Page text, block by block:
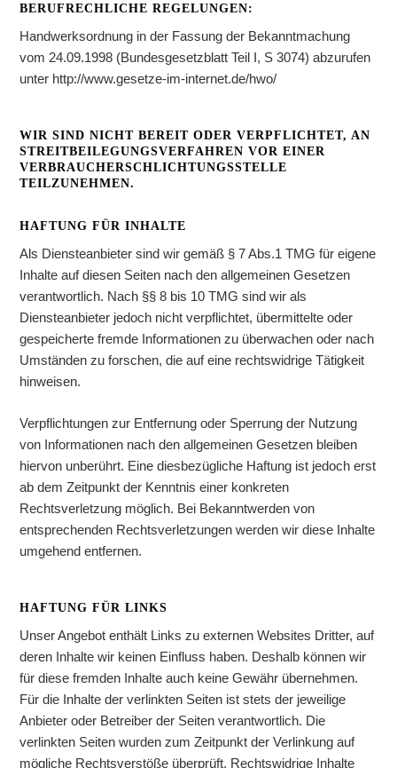
BERUFRECHLICHE REGELUNGEN:
Handwerksordnung in der Fassung der Bekanntmachung
vom 24.09.1998 (Bundesgesetzblatt Teil I, S 3074) abzurufen
unter http://www.gesetze-im-internet.de/hwo/
WIR SIND NICHT BEREIT ODER VERPFLICHTET, AN
STREITBEILEGUNGSVERFAHREN VOR EINER
VERBRAUCHERSCHLICHTUNGSSTELLE
TEILZUNEHMEN.
HAFTUNG FÜR INHALTE
Als Diensteanbieter sind wir gemäß § 7 Abs.1 TMG für eigene
Inhalte auf diesen Seiten nach den allgemeinen Gesetzen
verantwortlich. Nach §§ 8 bis 10 TMG sind wir als
Diensteanbieter jedoch nicht verpflichtet, übermittelte oder
gespeicherte fremde Informationen zu überwachen oder nach
Umständen zu forschen, die auf eine rechtswidrige Tätigkeit
hinweisen.
Verpflichtungen zur Entfernung oder Sperrung der Nutzung
von Informationen nach den allgemeinen Gesetzen bleiben
hiervon unberührt. Eine diesbezügliche Haftung ist jedoch erst
ab dem Zeitpunkt der Kenntnis einer konkreten
Rechtsverletzung möglich. Bei Bekanntwerden von
entsprechenden Rechtsverletzungen werden wir diese Inhalte
umgehend entfernen.
HAFTUNG FÜR LINKS
Unser Angebot enthält Links zu externen Websites Dritter, auf
deren Inhalte wir keinen Einfluss haben. Deshalb können wir
für diese fremden Inhalte auch keine Gewähr übernehmen.
Für die Inhalte der verlinkten Seiten ist stets der jeweilige
Anbieter oder Betreiber der Seiten verantwortlich. Die
verlinkten Seiten wurden zum Zeitpunkt der Verlinkung auf
mögliche Rechtsverstöße überprüft. Rechtswidrige Inhalte